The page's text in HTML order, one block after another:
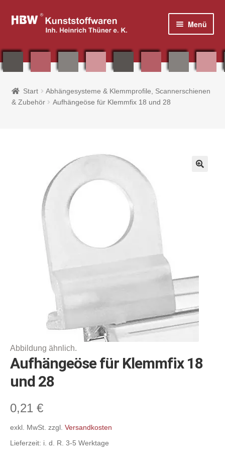
Zur
Navigation
Zum
Menü
Home
Shop
Tisch- / Thekenaufsteller & Prospektboxen
Plakattaschen aus Acryl und PVC
Fahnen & Zubehör
Befestigungs- & Verbindungselemente,
Deckenabhängungen, Super-Grips
Abhängesysteme & Klemmprofile,
Klapprahmen
Displaystecksysteme & Zubehör, Schilder
Sonstiges
Warenordnungs-Systeme
Warenkorb
Start
Abhängesysteme & Klemmprofile, Scannerschienen
& Zubehör
Aufhängeöse für Klemmfix 18 und 28
Aufhängeöse für Klemmfix 18
und 28
0,21 €
exkl. MwSt. zzgl. Versandkosten
Lieferzeit: i. d. R. 3-5 Werktage